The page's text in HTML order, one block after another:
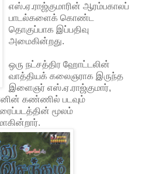
எஸ்.ஏ.ராஜ்குமாரின் ஆரம்பகாலப்
பாடல்களைக் கொண்ட
தொகுப்பாக இப்பதிவு
அமைகின்றது.
ஒரு நட்சத்திர ஹோட்டலின்
வாத்தியக் கலைஞராக இருந்த
இளைஞர் எஸ்.ஏ.ராஜ்குமார்,
கண்ணில் படவும்
மூலம்